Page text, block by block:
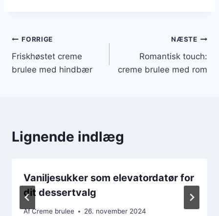
Indlægsnavigation
FORRIGE
Friskhøstet creme
brulee med hindbær
NÆSTE
Romantisk touch:
creme brulee med rom
Lignende indlæg
Vaniljesukker som elevatordatør for
dit dessertvalg
AfCreme brulee 26. november 2024